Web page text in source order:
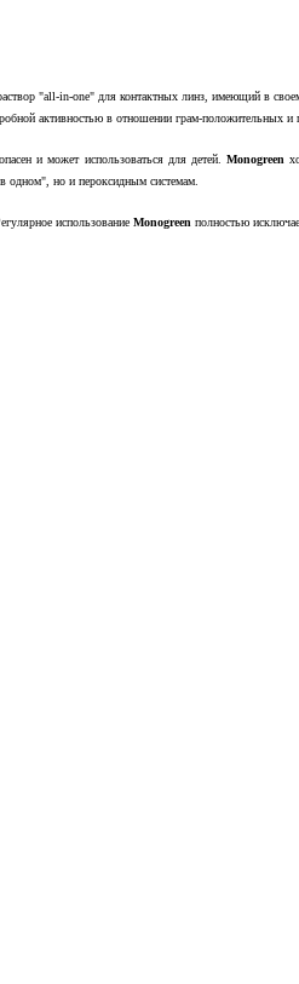
"all-in-one" для контактных линз, имеющий в
активностью в отношении грам-положительных
и может использоваться для детей. Monogreen
в одном", но и пероксидным системам.
использование Monogreen полностью